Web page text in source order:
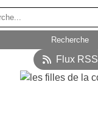
Flux RSS